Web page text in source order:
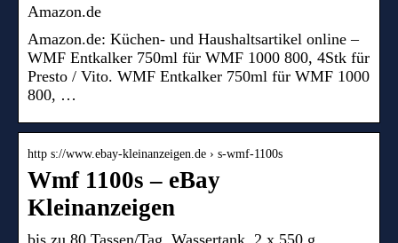
Amazon.de
Amazon.de: Küchen- und Haushaltsartikel online –
WMF Entkalker 750ml für WMF 1000 800, 4Stk für
Presto / Vito. WMF Entkalker 750ml für WMF 1000
800, …
http s://www.ebay-kleinanzeigen.de › s-wmf-1100s
Wmf 1100s – eBay
Kleinanzeigen